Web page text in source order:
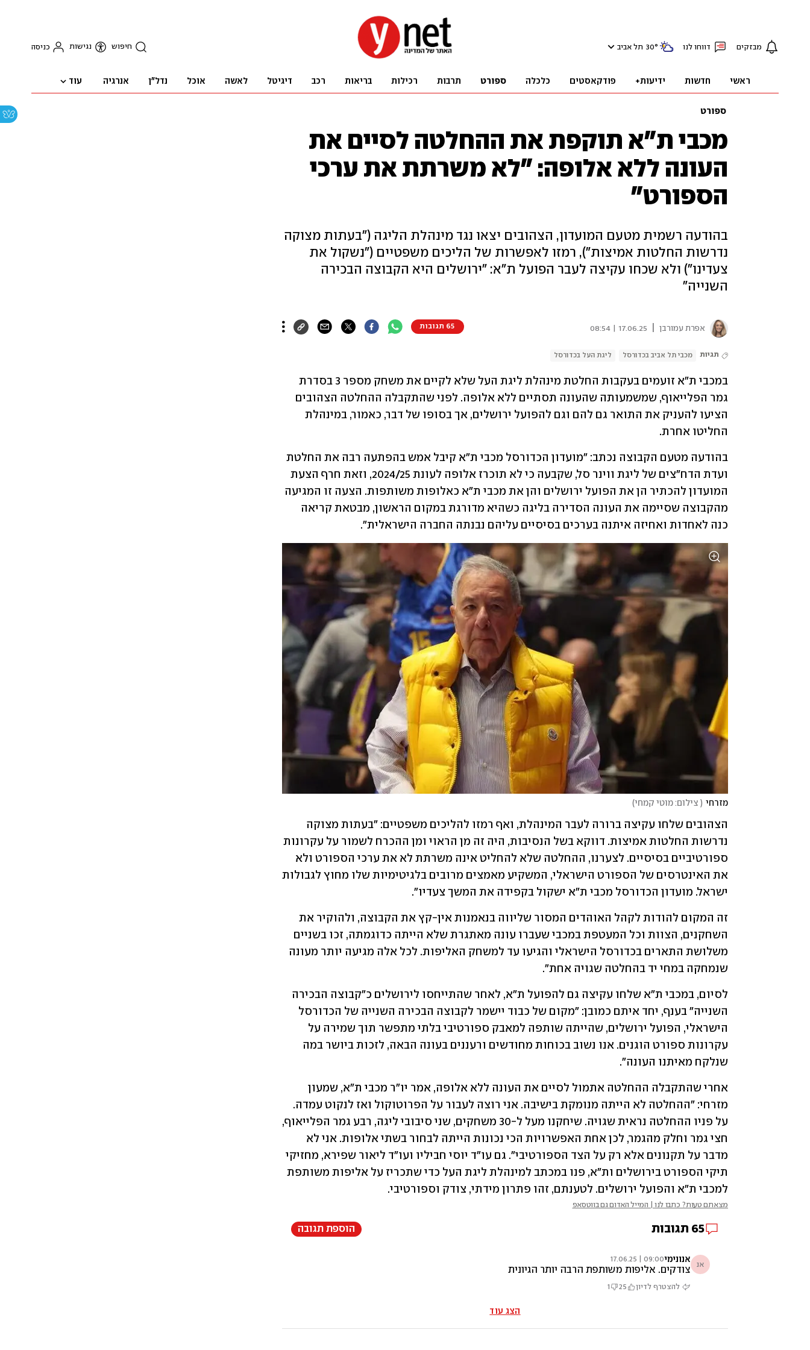
מבזקים דווחו לנו 30° תל אביב חיפוש נגישות כניסה
ראשי חדשות ידיעות+ פודקאסטים כלכלה ספורט תרבות רכילות בריאות רכב דיגיטל לאשה אוכל נדל"ן אנרגיה עוד
ספורט
מכבי ת"א תוקפת את ההחלטה לסיים את
העונה ללא אלופה: "לא משרתת את ערכי
הספורט"
בהודעה רשמית מטעם המועדון, הצהובים יצאו נגד מינהלת הליגה ("בעתות מצוקה
נדרשות החלטות אמיצות"), רמזו לאפשרות של הליכים משפטיים ("נשקול את
צעדינו") ולא שכחו עקיצה לעבר הפועל ת"א: "ירושלים היא הקבוצה הבכירה
השנייה"
אפרת עמורבן 17.06.25 | 08:54 65 תגובות
תגיות מכבי תל אביב בכדורסל ליגת העל בכדורסל
החליטו אחרת.
כנה לאחדות ואחיזה איתנה בערכים בסיסיים עליהם נבנתה החברה הישראלית".
מזרחי ( צילום: מוטי קמחי)
ישראל. מועדון הכדורסל מכבי ת"א ישקול בקפידה את המשך צעדיו".
שנמחקה במחי יד בהחלטה שגויה אחת".
שנלקח מאיתנו העונה".
למכבי ת"א והפועל ירושלים. לטענתם, זהו פתרון מידתי, צודק וספורטיבי.
מצאתם טעות? כתבו לנו | המייל האדום גם בווטסאפ
65 תגובות הוספת תגובה
אנ אנונימי09:00 | 17.06.25
צודקים. אליפות משותפת הרבה יותר הגיונית
להצטרף לדיון 25
1
הצג עוד